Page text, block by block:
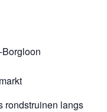
rondstruinen langs